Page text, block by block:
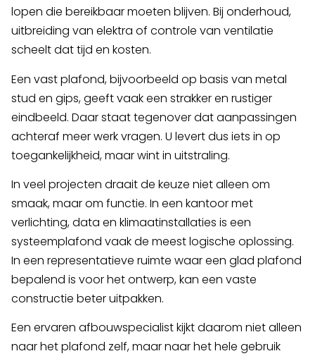
lopen die bereikbaar moeten blijven. Bij onderhoud,
uitbreiding van elektra of controle van ventilatie
scheelt dat tijd en kosten.
Een vast plafond, bijvoorbeeld op basis van metal
stud en gips, geeft vaak een strakker en rustiger
eindbeeld. Daar staat tegenover dat aanpassingen
achteraf meer werk vragen. U levert dus iets in op
toegankelijkheid, maar wint in uitstraling.
In veel projecten draait de keuze niet alleen om
smaak, maar om functie. In een kantoor met
verlichting, data en klimaatinstallaties is een
systeemplafond vaak de meest logische oplossing.
In een representatieve ruimte waar een glad plafond
bepalend is voor het ontwerp, kan een vaste
constructie beter uitpakken.
Een ervaren afbouwspecialist kijkt daarom niet alleen
naar het plafond zelf, maar naar het hele gebruik